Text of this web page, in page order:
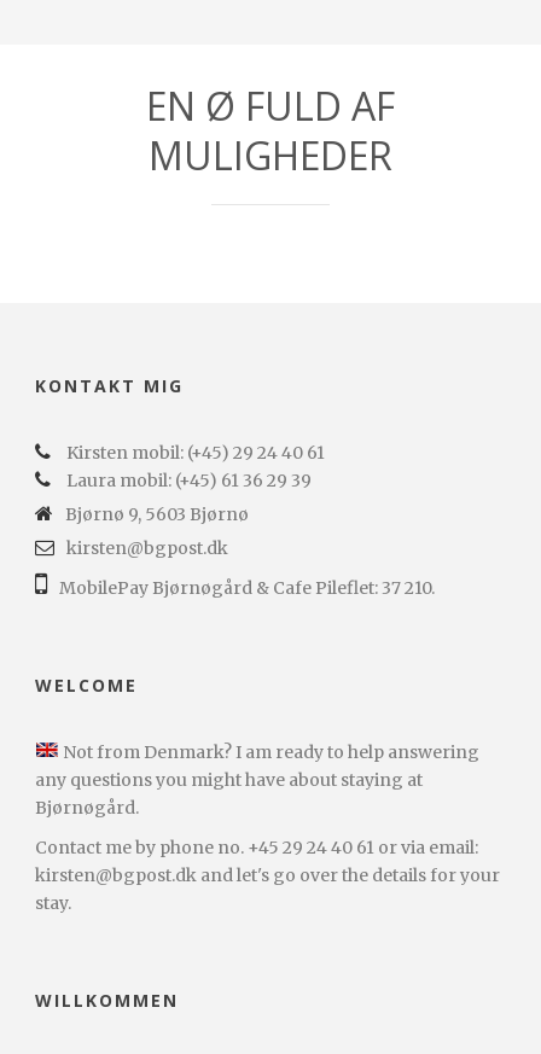
EN Ø FULD AF
MULIGHEDER
KONTAKT MIG
Kirsten mobil: (+45) 29 24 40 61
Laura mobil: (+45) 61 36 29 39
Bjørnø 9, 5603 Bjørnø
kirsten@bgpost.dk
MobilePay Bjørnøgård & Cafe Pileflet: 37 210.
WELCOME
Not from Denmark? I am ready to help answering
any questions you might have about staying at
Bjørnøgård.
Contact me by phone no. +45 29 24 40 61 or via email:
kirsten@bgpost.dk and let's go over the details for your
stay.
WILLKOMMEN